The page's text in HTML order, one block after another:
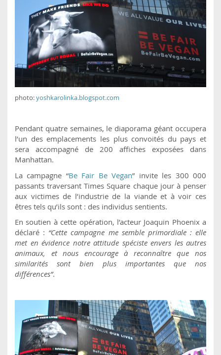
photo:yoshkarolinka.blogspot.com
Pendant quatre semaines, le diaporama géant occupera
l’un des emplacements les plus convoités du pays et
sera accompagné de 200 affiches exposées dans
Manhattan.
La campagne “Be Fair Be Vegan” invite les 300 000
passants traversant Times Square chaque jour à penser
aux victimes de l’industrie de la viande et à voir ces
êtres tels qu’ils sont : des individus sentients.
En soutien à cette opération, l’acteur Joaquin Phoenix a
déclaré : “Cette campagne me semble primordiale : elle
met en évidence notre attitude spéciste envers les autres
animaux, et nous encourage à reconnaître que nos
similarités sont bien plus importantes que nos
différences”.